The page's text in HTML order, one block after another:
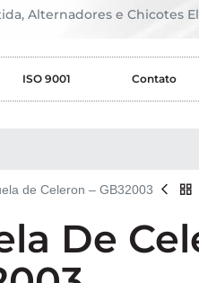
Alternadores e Chicotes
ISO 9001 Contato
de Celeron – GB32003
De